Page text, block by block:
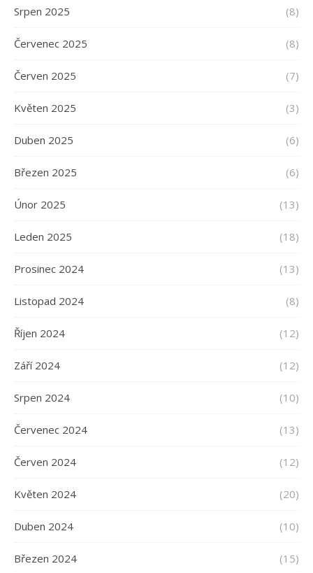
Srpen 2025 (8)
Červenec 2025 (8)
Červen 2025 (7)
Květen 2025 (3)
Duben 2025 (6)
Březen 2025 (6)
Únor 2025 (13)
Leden 2025 (18)
Prosinec 2024 (13)
Listopad 2024 (8)
Říjen 2024 (12)
Září 2024 (12)
Srpen 2024 (10)
Červenec 2024 (13)
Červen 2024 (12)
Květen 2024 (20)
Duben 2024 (10)
Březen 2024 (15)